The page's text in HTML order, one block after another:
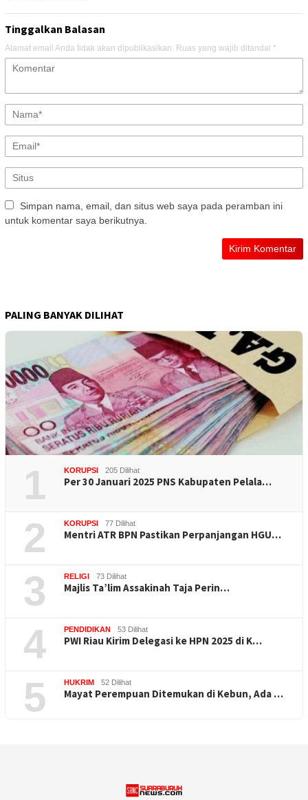
Tinggalkan Balasan
Alamat email Anda tidak akan dipublikasikan. Ruas yang wajib ditandai *
Simpan nama, email, dan situs web saya pada peramban ini
untuk komentar saya berikutnya.
PALING BANYAK DILIHAT
1 KORUPSI 205 Dilihat
Per 30 Januari 2025 PNS Kabupaten Pelala…
2 KORUPSI 77 Dilihat
Mentri ATR BPN Pastikan Perpanjangan HGU…
3 RELIGI 73 Dilihat
Majlis Ta’lim Assakinah Taja Perin…
4 PENDIDIKAN 53 Dilihat
PWI Riau Kirim Delegasi ke HPN 2025 di K…
5 HUKRIM 52 Dilihat
Mayat Perempuan Ditemukan di Kebun, Ada …